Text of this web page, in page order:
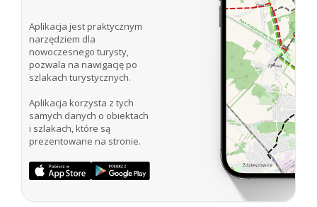
Aplikacja jest praktycznym
narzędziem dla
nowoczesnego turysty,
pozwala na nawigację po
szlakach turystycznych.
Aplikacja korzysta z tych
samych danych o obiektach
i szlakach, które są
prezentowane na stronie.